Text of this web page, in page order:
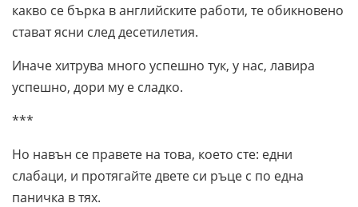
какво се бърка в английските работи, те обикновено
стават ясни след десетилетия.
Иначе хитрува много успешно тук, у нас, лавира
успешно, дори му е сладко.
***
Но навън се правете на това, което сте: едни
слабаци, и протягайте двете си ръце с по една
паничка в тях.